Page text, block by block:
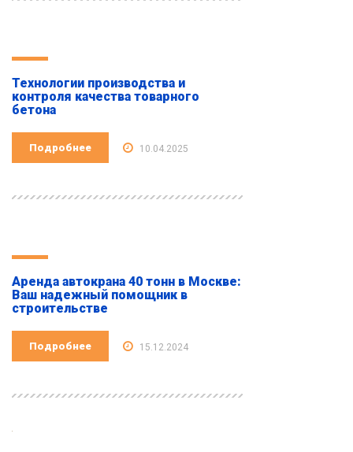
Технологии производства и
контроля качества товарного
бетона
Подробнее 10.04.2025
Аренда автокрана 40 тонн в Москве:
Ваш надежный помощник в
строительстве
Подробнее 15.12.2024